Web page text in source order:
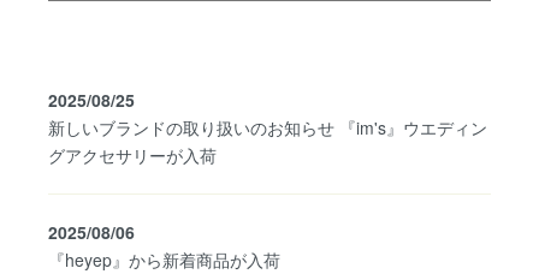
2025/08/25
新しいブランドの取り扱いのお知らせ 『im's』ウエディン
グアクセサリーが入荷
2025/08/06
『heyep』から新着商品が入荷